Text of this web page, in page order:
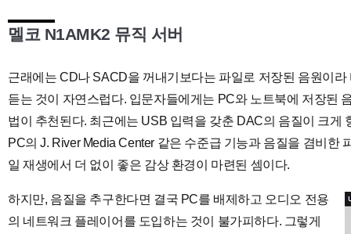
멜코 N1AMK2 뮤직 서버
근래에는 CD나 SACD을 꺼내기보다는 파일로 저장된 음원이
듣는 것이 자연스럽다. 입문자들에게는 PC와 노트북에 저장된
법이 추천된다. 최근에는 USB 입력을 갖춘 DAC의 음질이 크게
PC의 J. River Media Center 같은 수준급 기능과 음질을 겸비한
일 재생에서 더 없이 좋은 감상 환경이 마련된 셈이다.
하지만, 음질을 추구한다면 결국 PC를 배제하고 오디오 전용
의 네트워크 플레이어를 도입하는 것이 불가피하다. 그렇게